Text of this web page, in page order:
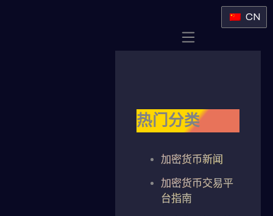
CN
热门分类
加密货币新闻
加密货币交易平
台指南